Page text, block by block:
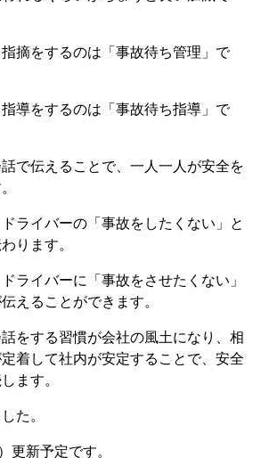
摘をするのは「事故待ち管理」で
導をするのは「事故待ち指導」で
で伝えることで、一人一人が安全を
ライバーの「事故をしたくない」と
ります。
ライバーに「事故をさせたくない」
えることができます。
をする習慣が会社の風土になり、相
着して社内が安定することで、安全
ます。
た。
更新予定です。